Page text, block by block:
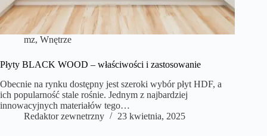
mz, Wnętrze
Płyty BLACK WOOD – właściwości i zastosowanie
Obecnie na rynku dostępny jest szeroki wybór płyt HDF, a
ich popularność stale rośnie. Jednym z najbardziej
innowacyjnych materiałów tego…
Redaktor zewnetrzny
23 kwietnia, 2025